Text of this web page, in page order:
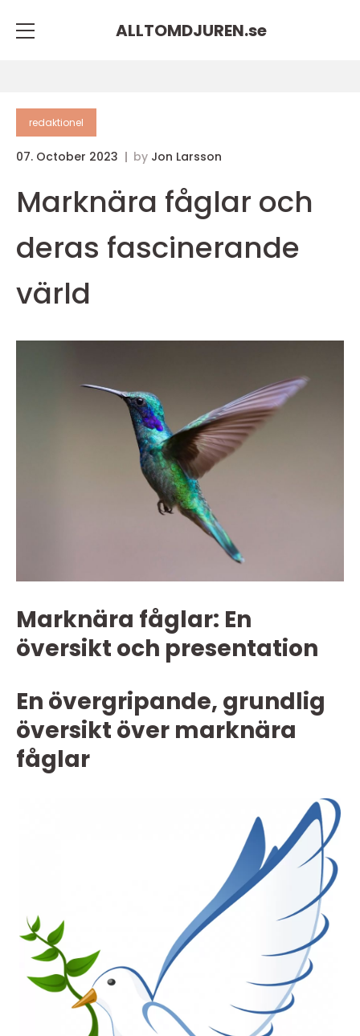
ALLTOMDJUREN.se
redaktionel
07. October 2023 by Jon Larsson
Marknära fåglar och
deras fascinerande
värld
Marknära fåglar: En
översikt och presentation
En övergripande, grundlig
översikt över marknära
fåglar